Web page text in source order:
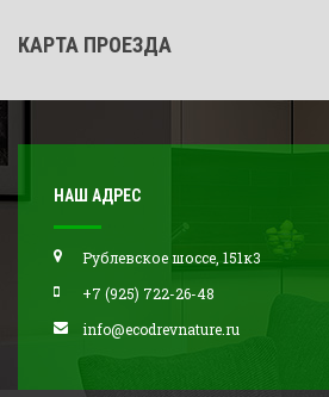
КАРТА ПРОЕЗДА
НАШ АДРЕС
Рублевское шоссе, 151к3
+7 (925) 722-26-48
info@ecodrevnature.ru